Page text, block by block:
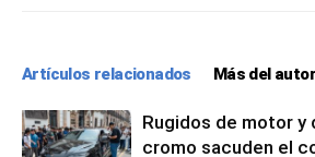
Artículos relacionados Más del autor
Rugidos de motor y
cromo sacuden el